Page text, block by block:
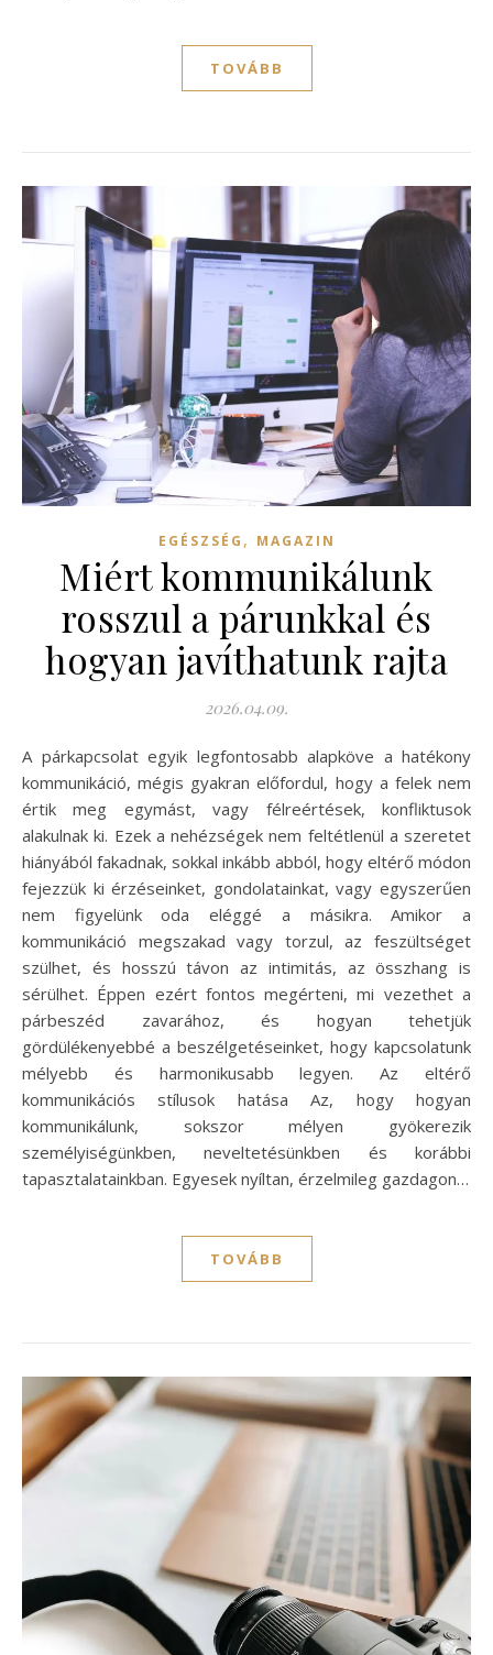
TOVÁBB
EGÉSZSÉG , MAGAZIN
Miért kommunikálunk
rosszul a párunkkal és
hogyan javíthatunk rajta
2026.04.09.
A párkapcsolat egyik legfontosabb alapköve a hatékony
kommunikáció, mégis gyakran előfordul, hogy a felek nem
értik meg egymást, vagy félreértések, konfliktusok
alakulnak ki. Ezek a nehézségek nem feltétlenül a szeretet
hiányából fakadnak, sokkal inkább abból, hogy eltérő módon
fejezzük ki érzéseinket, gondolatainkat, vagy egyszerűen
nem figyelünk oda eléggé a másikra. Amikor a
kommunikáció megszakad vagy torzul, az feszültséget
szülhet, és hosszú távon az intimitás, az összhang is
sérülhet. Éppen ezért fontos megérteni, mi vezethet a
párbeszéd zavarához, és hogyan tehetjük
gördülékenyebbé a beszélgetéseinket, hogy kapcsolatunk
mélyebb és harmonikusabb legyen. Az eltérő
kommunikációs stílusok hatása Az, hogy hogyan
kommunikálunk, sokszor mélyen gyökerezik
személyiségünkben, neveltetésünkben és korábbi
tapasztalatainkban. Egyesek nyíltan, érzelmileg gazdagon…
TOVÁBB